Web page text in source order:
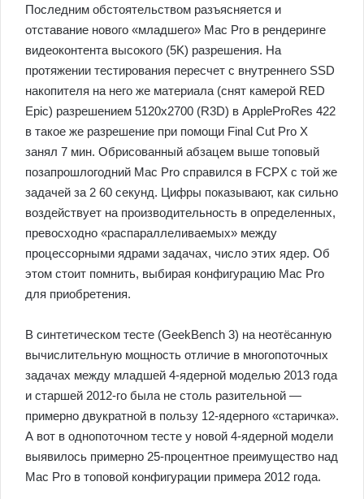
Последним обстоятельством разъясняется и
отставание нового «младшего» Mac Pro в рендеринге
видеоконтента высокого (5K) разрешения. На
протяжении тестирования пересчет с внутреннего SSD
накопителя на него же материала (снят камерой RED
Epic) разрешением 5120х2700 (R3D) в AppleProRes 422
в такое же разрешение при помощи Final Cut Pro X
занял 7 мин. Обрисованный абзацем выше топовый
позапрошлогодний Mac Pro справился в FCPX с той же
задачей за 2 60 секунд. Цифры показывают, как сильно
воздействует на производительность в определенных,
превосходно «распараллеливаемых» между
процессорными ядрами задачах, число этих ядер. Об
этом стоит помнить, выбирая конфигурацию Mac Pro
для приобретения.
В синтетическом тесте (GeekBench 3) на неотёсанную
вычислительную мощность отличие в многопоточных
задачах между младшей 4-ядерной моделью 2013 года
и старшей 2012-го была не столь разительной —
примерно двукратной в пользу 12-ядерного «старичка».
А вот в однопоточном тесте у новой 4-ядерной модели
выявилось примерно 25-процентное преимущество над
Mac Pro в топовой конфигурации примера 2012 года.